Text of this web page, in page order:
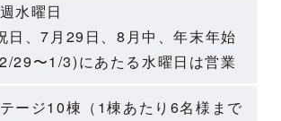
水曜日
日、7月29日、8月中、年末年始
29〜1/3)にあたる水曜日は営業
ージ10棟（1棟あたり6名様まで